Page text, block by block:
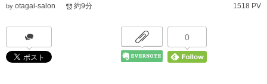
by otagai-salon 1518 PV
約9分
0